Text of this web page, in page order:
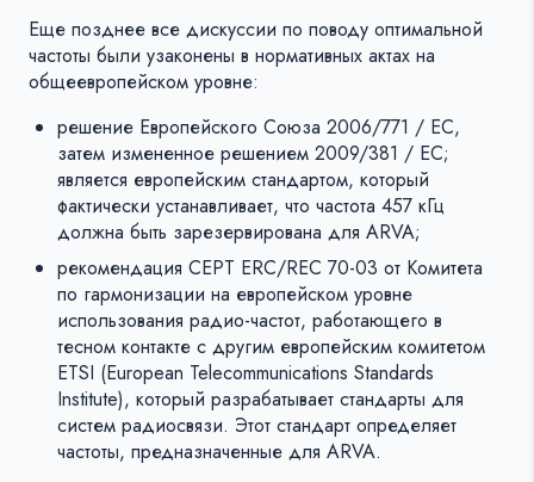
Еще позднее все дискуссии по поводу оптимальной
частоты были узаконены в нормативных актах на
общеевропейском уровне:
решение Европейского Союза 2006/771 / EC,
затем измененное решением 2009/381 / EC;
является европейским стандартом, который
фактически устанавливает, что частота 457 кГц
должна быть зарезервирована для ARVA;
рекомендация CEPT ERC/REC 70-03 от Комитета
по гармонизации на европейском уровне
использования радио-частот, работающего в
тесном контакте с другим европейским комитетом
ETSI (European Telecommunications Standards
Institute), который разрабатывает стандарты для
систем радиосвязи. Этот стандарт определяет
частоты, предназначенные для ARVA.